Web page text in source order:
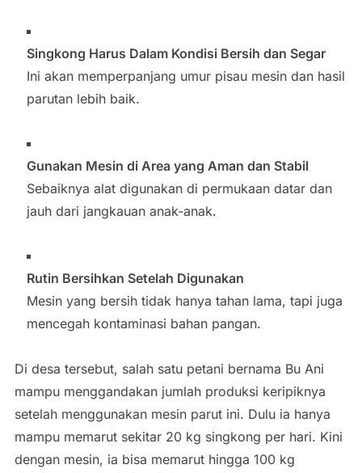
Singkong Harus Dalam Kondisi Bersih dan Segar
Ini akan memperpanjang umur pisau mesin dan hasil
parutan lebih baik.
Gunakan Mesin di Area yang Aman dan Stabil
Sebaiknya alat digunakan di permukaan datar dan
jauh dari jangkauan anak-anak.
Rutin Bersihkan Setelah Digunakan
Mesin yang bersih tidak hanya tahan lama, tapi juga
mencegah kontaminasi bahan pangan.
Di desa tersebut, salah satu petani bernama Bu Ani
mampu menggandakan jumlah produksi keripiknya
setelah menggunakan mesin parut ini. Dulu ia hanya
mampu memarut sekitar 20 kg singkong per hari. Kini
dengan mesin, ia bisa memarut hingga 100 kg